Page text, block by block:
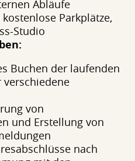
Abläufe
Parkplätze,
Studio
Buchen der laufenden
von
und Erstellung von
nach